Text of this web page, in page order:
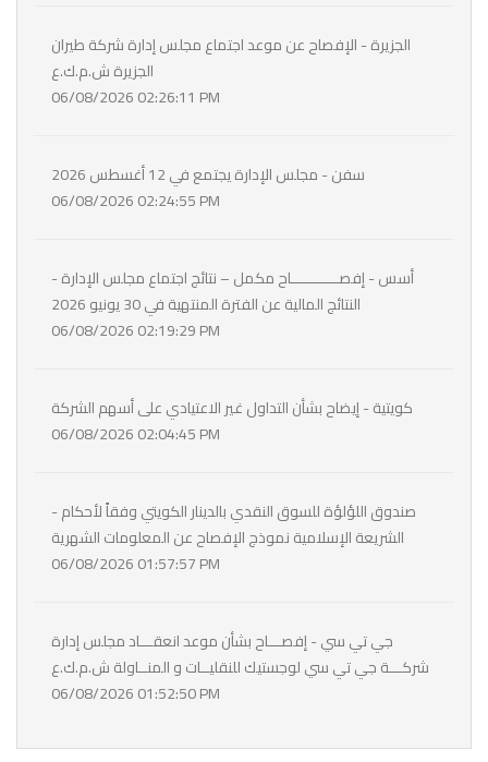
الجزيرة - الإفصاح عن موعد اجتماع مجلس إدارة شركة طيران
الجزيرة ش.م.ك.ع
06/08/2026 02:26:11 PM
سفن - مجلس الإدارة يجتمع في 12 أغسطس 2026
06/08/2026 02:24:55 PM
أسس - إفصـــــــــــاح مكمل – نتائج اجتماع مجلس الإدارة -
النتائج المالية عن الفترة المنتهية في 30 يونيو 2026
06/08/2026 02:19:29 PM
كويتية - إيضاح بشأن التداول غير الاعتيادي على أسهم الشركة
06/08/2026 02:04:45 PM
- صندوق اللؤلؤة للسوق النقدي بالدينار الكويتي وفقاً لأحكام
الشريعة الإسلامية نموذج الإفصاح عن المعلومات الشهرية
06/08/2026 01:57:57 PM
جي تي سي - إفصـــاح بشأن موعد انعقـــاد مجلس إدارة
شركـــة جي تي سي لوجستيك للنقليــات و المنــاولة ش.م.ك.ع
06/08/2026 01:52:50 PM